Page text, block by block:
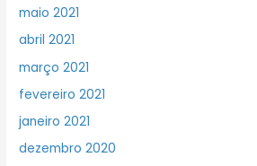
maio 2021
abril 2021
março 2021
fevereiro 2021
janeiro 2021
dezembro 2020